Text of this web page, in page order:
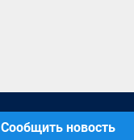
Сообщить новость